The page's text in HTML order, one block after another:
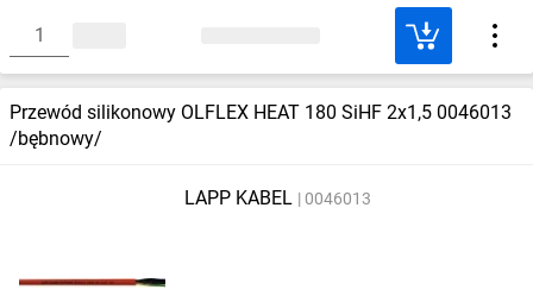
Przewód silikonowy OLFLEX HEAT 180 SiHF 2x1,5 0046013
/bębnowy/
LAPP KABEL 0046013